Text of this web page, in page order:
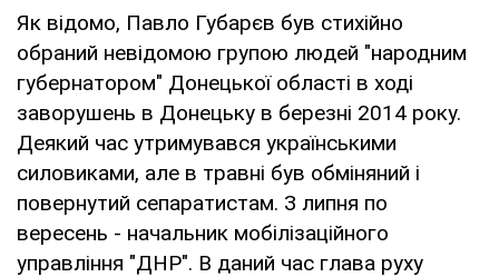
Як відомо, Павло Губарєв був стихійно
обраний невідомою групою людей "народним
губернатором" Донецької області в ході
заворушень в Донецьку в березні 2014 року.
Деякий час утримувався українськими
силовиками, але в травні був обміняний і
повернутий сепаратистам. З липня по
вересень - начальник мобілізаційного
управління "ДНР". В даний час глава руху